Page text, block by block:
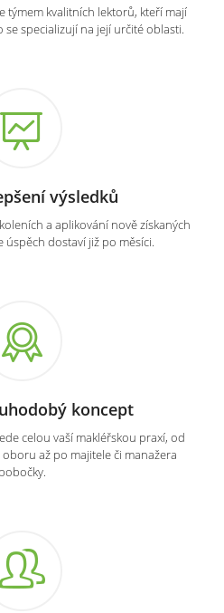
týmem kvalitních lektorů, kteří mají
specializují na její určité oblasti.
výsledků
a aplikování nově získaných
úspěch dostaví již po měsíci.
koncept
celou vaší makléřskou praxí, od
až po majitele či manažera
pobočky.